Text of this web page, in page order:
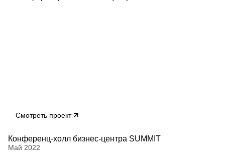
Смотреть проект
Конференц-холл бизнес-центра SUMMIT
Май 2022